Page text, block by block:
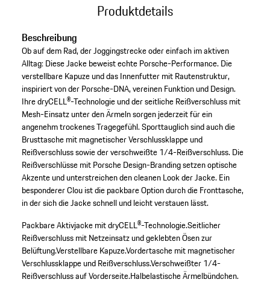
Produktdetails
Beschreibung
Ob auf dem Rad, der Joggingstrecke oder einfach im aktiven
Alltag: Diese Jacke beweist echte Porsche-Performance. Die
verstellbare Kapuze und das Innenfutter mit Rautenstruktur,
inspiriert von der Porsche-DNA, vereinen Funktion und Design.
Ihre dryCELL®-Technologie und der seitliche Reißverschluss mit
Mesh-Einsatz unter den Ärmeln sorgen jederzeit für ein
angenehm trockenes Tragegefühl. Sporttauglich sind auch die
Brusttasche mit magnetischer Verschlussklappe und
Reißverschluss sowie der verschweißte 1/4-Reißverschluss. Die
Reißverschlüsse mit Porsche Design-Branding setzen optische
Akzente und unterstreichen den cleanen Look der Jacke. Ein
besponderer Clou ist die packbare Option durch die Fronttasche,
in der sich die Jacke schnell und leicht verstauen lässt.
Packbare Aktivjacke mit dryCELL®-Technologie.Seitlicher
Reißverschluss mit Netzeinsatz und geklebten Ösen zur
Belüftung.Verstellbare Kapuze.Vordertasche mit magnetischer
Verschlussklappe und Reißverschluss.Verschweißter 1/4-
Reißverschluss auf Vorderseite.Halbelastische Ärmelbündchen.